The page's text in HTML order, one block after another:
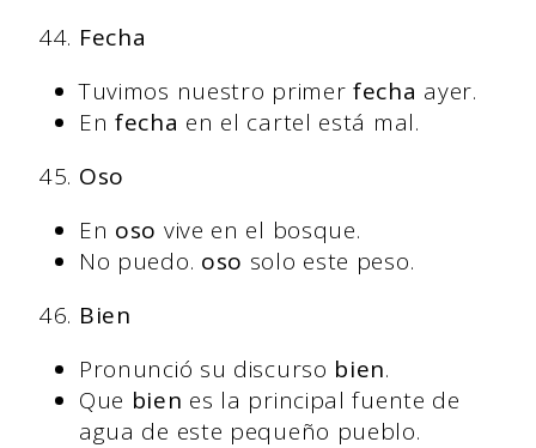
Fecha
Tuvimos nuestro primerfecha ayer.
Enfecha en el cartel está mal.
Oso
En oso vive en el bosque.
No puedo. oso solo este peso.
Bien
Pronunció su discurso bien.
Que bien es la principal fuente de
agua de este pequeño pueblo.